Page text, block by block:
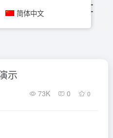
示
73K 0 0
简体中文